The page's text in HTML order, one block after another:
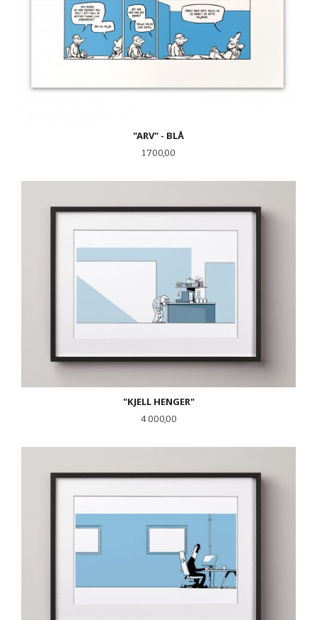
"ARV" - BLÅ
Pris
1 700,00
"KJELL HENGER"
Pris
4 000,00